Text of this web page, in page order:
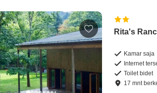
Rita's
Kamar saja
Internet
Toilet bidet
17 mnt